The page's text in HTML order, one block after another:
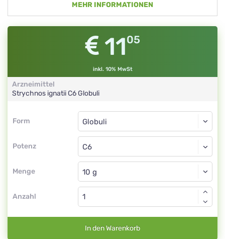
MEHR INFORMATIONEN
1105
inkl. 10% MwSt
Arzneimittel
Strychnos ignatiiC6Globuli
Form
Form
Potenz
Globuli
C6
Menge
Globuli
Anzahl
In den Warenkorb